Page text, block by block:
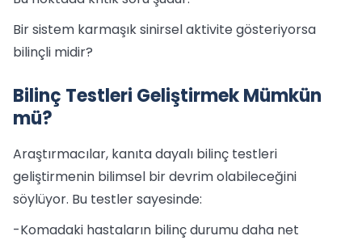
Bir sistem karmaşık sinirsel aktivite gösteriyorsa
bilinçli midir?
Bilinç Testleri Geliştirmek Mümkün
mü?
Araştırmacılar, kanıta dayalı bilinç testleri
geliştirmenin bilimsel bir devrim olabileceğini
söylüyor. Bu testler sayesinde:
-Komadaki hastaların bilinç durumu daha net